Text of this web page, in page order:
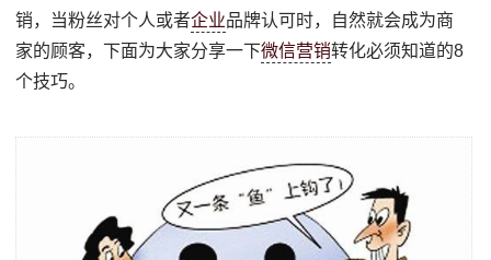
销，当粉丝对个人或者企业品牌认可时，自然就会成为商
家的顾客，下面为大家分享一下微信营销转化必须知道的8
个技巧。